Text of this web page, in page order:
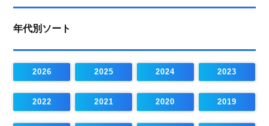
年代別ソート
2026 2025 2024 2023
2022 2021 2020 2019